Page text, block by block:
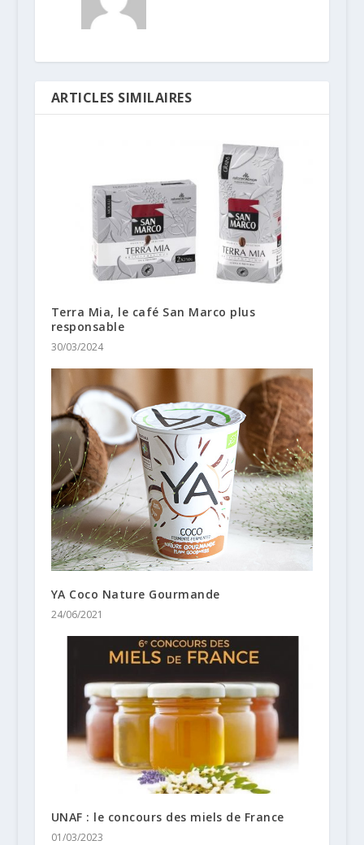
ARTICLES SIMILAIRES
Terra Mia, le café San Marco plus
responsable
30/03/2024
YA Coco Nature Gourmande
24/06/2021
UNAF : le concours des miels de France
01/03/2023